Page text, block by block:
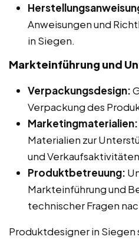
Anweisungen und
in Siegen.
Markteinführung und
Verpackungsdesign:
Verpackung des
Marketingmaterialien:
Materialien zur
und
Produktbetreuung:
Markteinführung und
technischer Fragen
Produktdesigner in